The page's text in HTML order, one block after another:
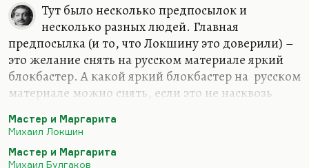
Тут было несколько предпосылок и
несколько разных людей. Главная
предпосылка (и то, что Локшину это доверили) –
это желание снять на русском материале яркий
блокбастер. А какой яркий блокбастер на русском
материале можно снять, если это не насквозь
временами очень смешной «Холоп»? Что можно
русской классики? «Война и мир» экранизирована
Мастер и Маргарита
Михаил Локшин
Мастер и Маргарита
Михаил Булгаков